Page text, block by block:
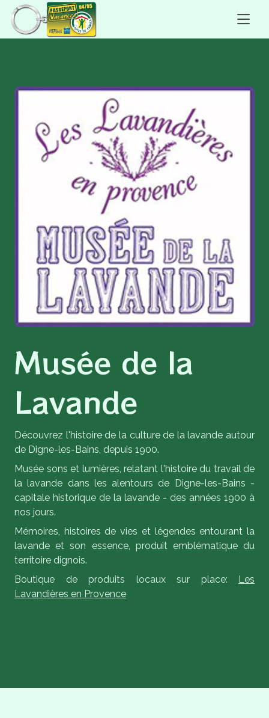
Musée de la
Lavande
Découvrez l'histoire de la culture de la lavande autour
de Digne-les-Bains, depuis 1900.
Musée sons et lumières, relatant l'histoire du travail de
la lavande dans les alentours de Digne-les-Bains -
capitale historique de la lavande - des années 1900 à
nos jours.
Mémoires, histoires de vies et légendes entourant la
lavande et son essence, produit emblématique du
territoire dignois.
Boutique de produits locaux sur place: Les
Lavandières en Provence